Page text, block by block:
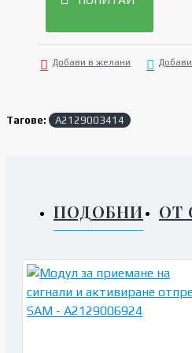
Добави в желани
Тагове: A2129003414
ПОДОБНИ ОТ